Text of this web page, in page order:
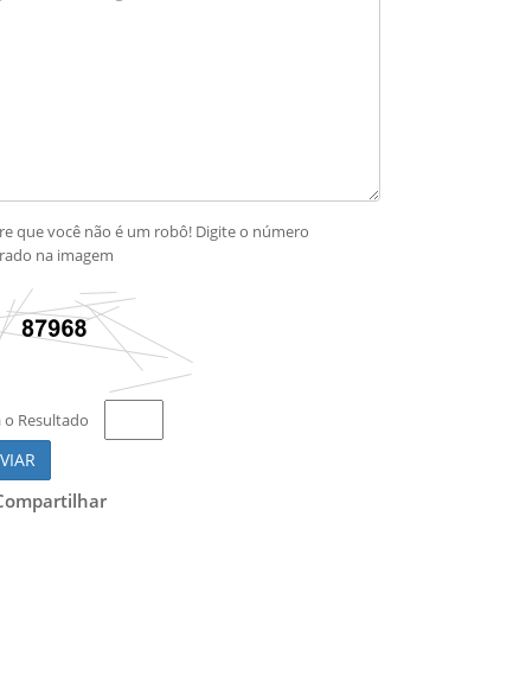
que você não é um robô! Digite o número
na imagem
o Resultado